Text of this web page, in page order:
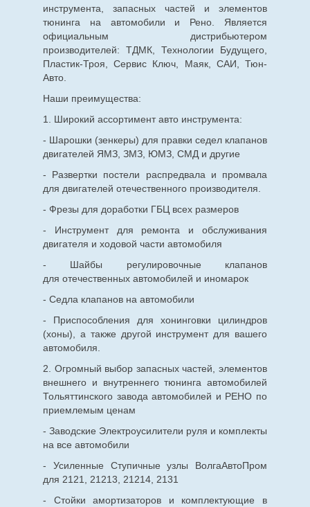
инструмента, запасных частей и элементов
тюнинга на автомобили и Рено. Является
официальным дистрибьютером
производителей: ТДМК, Технологии Будущего,
Пластик-Троя, Сервис Ключ, Маяк, САИ, Тюн-
Авто.
Наши преимущества:
1. Широкий ассортимент авто инструмента:
- Шарошки (зенкеры) для правки седел клапанов
двигателей ЯМЗ, ЗМЗ, ЮМЗ, СМД и другие
- Развертки постели распредвала и промвала
для двигателей отечественного производителя.
- Фрезы для доработки ГБЦ всех размеров
- Инструмент для ремонта и обслуживания
двигателя и ходовой части автомобиля
- Шайбы регулировочные клапанов
для отечественныхавтомобилей и иномарок
- Седла клапанов на автомобили
- Приспособления для хонинговки цилиндров
(хоны), а также другой инструмент для вашего
автомобиля.
2. Огромный выбор запасных частей, элементов
внешнего и внутреннего тюнинга автомобилей
Тольяттинского завода автомобилей и РЕНО по
приемлемым ценам
- Заводские Электроусилители руля и комплекты
на все автомобили
- Усиленные Ступичные узлы ВолгаАвтоПром
для 2121, 21213, 21214, 2131
- Стойки амортизаторов и комплектующие в